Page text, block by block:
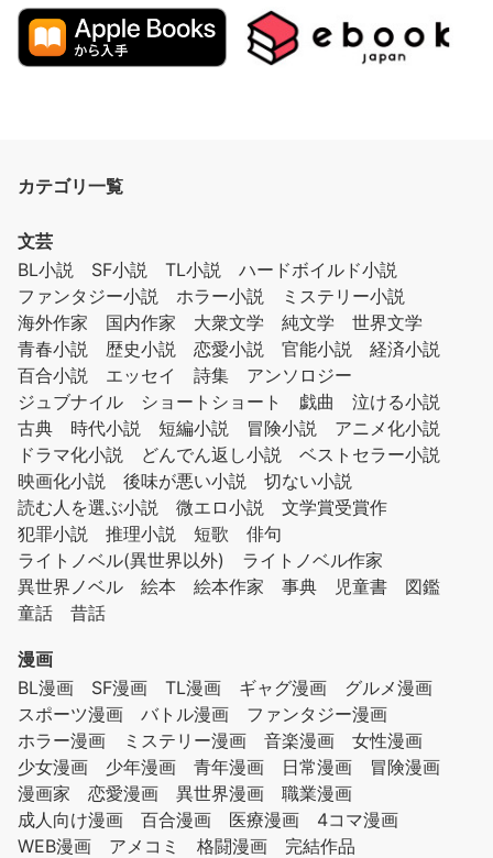
カテゴリ一覧
文芸
BL小説
SF小説 TL小説
ハードボイルド小説
ファンタジー小説
ホラー小説
ミステリー小説
海外作家
国内作家 大衆文学 純文学
世界文学
青春小説
歴史小説 恋愛小説 官能小説
経済小説
百合小説
エッセイ 詩集
アンソロジー
ジュブナイル
ショートショート 戯曲
泣ける小説
古典
時代小説 短編小説 冒険小説
アニメ化小説
ドラマ化小説
どんでん返し小説
ベストセラー小説
映画化小説
後味が悪い小説
切ない小説
読む人を選ぶ小説
微エロ小説
文学賞受賞作
犯罪小説
推理小説 短歌
俳句
ライトノベル(異世界以外)
ライトノベル作家
異世界ノベル
絵本 絵本作家 事典 児童書
図鑑
童話
昔話
漫画
BL漫画
SF漫画 TL漫画 ギャグ漫画
グルメ漫画
スポーツ漫画
バトル漫画
ファンタジー漫画
ホラー漫画
ミステリー漫画 音楽漫画
女性漫画
少女漫画
少年漫画 青年漫画 日常漫画
冒険漫画
漫画家
恋愛漫画 異世界漫画
職業漫画
成人向け漫画
百合漫画 医療漫画
4コマ漫画
WEB漫画
アメコミ 格闘漫画
完結作品